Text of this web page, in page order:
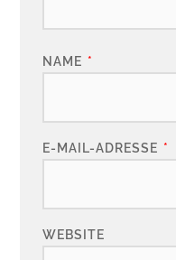
NAME *
E-MAIL-ADRESSE *
WEBSITE